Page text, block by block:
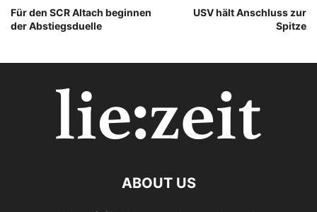
Für den SCR Altach beginnen
der Abstiegsduelle
USV hält Anschluss zur
Spitze
ABOUT US